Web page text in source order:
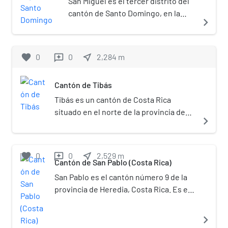
ferroviario en la historia de Costa
Rica, con un total de 385 personas
cantón de Santo Domingo, en la
Rica.[2]​
navigate_next
favorite 0 reviews 0 near_me 2,284 m
Cantón de Tibás
Tibás es un cantón de Costa Rica
situado en el norte de la provincia de
intervolcánica del Valle Central, y
Área Metropolitana. El cantón cuenta
con un total de 82 216 habitantes,
según la última proyección
demográfica del INEC, ⁣[2]​ ubicándose
navigate_next
favorite 0 reviews 0 near_me 2,529 m
Cantón de San Pablo (Costa Rica)
San Pablo es el cantón número 9 de la
provincia de Heredia, Costa Rica. Es el
navigate_next